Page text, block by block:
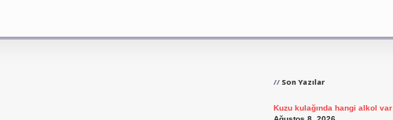
Son Yazılar
Kuzu kulağında hangi alkol